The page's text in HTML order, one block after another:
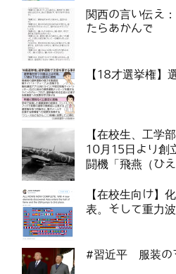
関西の言い伝え
たらあかんで
【18才選挙権】
【在校生、工学
10月15日より創
闘機「飛燕（ひ
【在校生向け】
表。そして重力
#習近平 服装の